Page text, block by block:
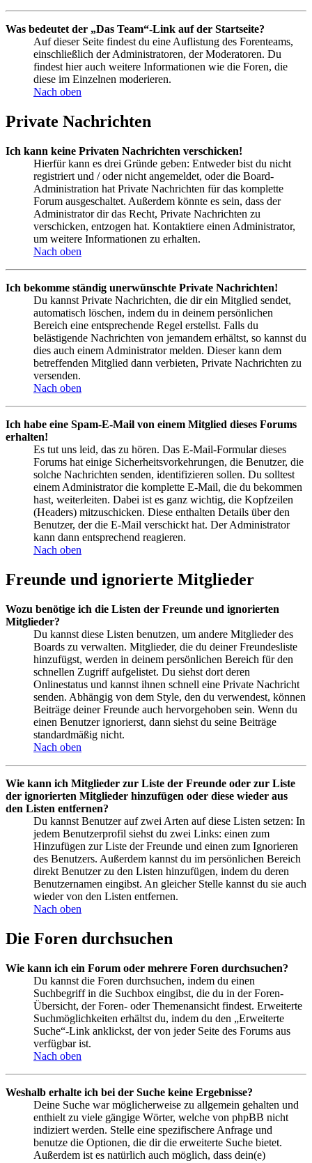
Was bedeutet der „Das Team“-Link auf der Startseite?
Auf dieser Seite findest du eine Auflistung des Forenteams,
einschließlich der Administratoren, der Moderatoren. Du
findest hier auch weitere Informationen wie die Foren, die
diese im Einzelnen moderieren.
Nach oben
Private Nachrichten
Ich kann keine Privaten Nachrichten verschicken!
Hierfür kann es drei Gründe geben: Entweder bist du nicht
registriert und / oder nicht angemeldet, oder die Board-
Administration hat Private Nachrichten für das komplette
Forum ausgeschaltet. Außerdem könnte es sein, dass der
Administrator dir das Recht, Private Nachrichten zu
verschicken, entzogen hat. Kontaktiere einen Administrator,
um weitere Informationen zu erhalten.
Nach oben
Ich bekomme ständig unerwünschte Private Nachrichten!
Du kannst Private Nachrichten, die dir ein Mitglied sendet,
automatisch löschen, indem du in deinem persönlichen
Bereich eine entsprechende Regel erstellst. Falls du
belästigende Nachrichten von jemandem erhältst, so kannst du
dies auch einem Administrator melden. Dieser kann dem
betreffenden Mitglied dann verbieten, Private Nachrichten zu
versenden.
Nach oben
Ich habe eine Spam-E-Mail von einem Mitglied dieses Forums
erhalten!
Es tut uns leid, das zu hören. Das E-Mail-Formular dieses
Forums hat einige Sicherheitsvorkehrungen, die Benutzer, die
solche Nachrichten senden, identifizieren sollen. Du solltest
einem Administrator die komplette E-Mail, die du bekommen
hast, weiterleiten. Dabei ist es ganz wichtig, die Kopfzeilen
(Headers) mitzuschicken. Diese enthalten Details über den
Benutzer, der die E-Mail verschickt hat. Der Administrator
kann dann entsprechend reagieren.
Nach oben
Freunde und ignorierte Mitglieder
Wozu benötige ich die Listen der Freunde und ignorierten
Mitglieder?
Du kannst diese Listen benutzen, um andere Mitglieder des
Boards zu verwalten. Mitglieder, die du deiner Freundesliste
hinzufügst, werden in deinem persönlichen Bereich für den
schnellen Zugriff aufgelistet. Du siehst dort deren
Onlinestatus und kannst ihnen schnell eine Private Nachricht
senden. Abhängig von dem Style, den du verwendest, können
Beiträge deiner Freunde auch hervorgehoben sein. Wenn du
einen Benutzer ignorierst, dann siehst du seine Beiträge
standardmäßig nicht.
Nach oben
Wie kann ich Mitglieder zur Liste der Freunde oder zur Liste
der ignorierten Mitglieder hinzufügen oder diese wieder aus
den Listen entfernen?
Du kannst Benutzer auf zwei Arten auf diese Listen setzen: In
jedem Benutzerprofil siehst du zwei Links: einen zum
Hinzufügen zur Liste der Freunde und einen zum Ignorieren
des Benutzers. Außerdem kannst du im persönlichen Bereich
direkt Benutzer zu den Listen hinzufügen, indem du deren
Benutzernamen eingibst. An gleicher Stelle kannst du sie auch
wieder von den Listen entfernen.
Nach oben
Die Foren durchsuchen
Wie kann ich ein Forum oder mehrere Foren durchsuchen?
Du kannst die Foren durchsuchen, indem du einen
Suchbegriff in die Suchbox eingibst, die du in der Foren-
Übersicht, der Foren- oder Themenansicht findest. Erweiterte
Suchmöglichkeiten erhältst du, indem du den „Erweiterte
Suche“-Link anklickst, der von jeder Seite des Forums aus
verfügbar ist.
Nach oben
Weshalb erhalte ich bei der Suche keine Ergebnisse?
Deine Suche war möglicherweise zu allgemein gehalten und
enthielt zu viele gängige Wörter, welche von phpBB nicht
indiziert werden. Stelle eine spezifischere Anfrage und
benutze die Optionen, die dir die erweiterte Suche bietet.
Außerdem ist es natürlich auch möglich, dass dein(e)